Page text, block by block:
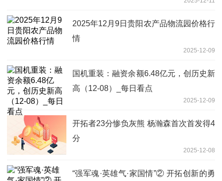
2025年12月9日贵阳农产品物流园价格行
情
2025-12-09
国机重装：融资余额6.48亿元，创历史新
高（12-08）_每日看点
2025-12-09
开拓者23分惨负灰熊 杨瀚森首次首发得4
分
2025-12-08
“强军魂·英雄气·家国情”② 开拓创新的勇